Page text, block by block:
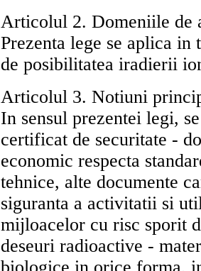
Articolul 2. Domeniile de
Prezenta lege se aplica in
de posibilitatea iradierii
Articolul 3. Notiuni
In sensul prezentei legi,
certificat de securitate -
economic respecta
tehnice, alte documente
siguranta a activitatii si
mijloacelor cu risc sporit
deseuri radioactive -